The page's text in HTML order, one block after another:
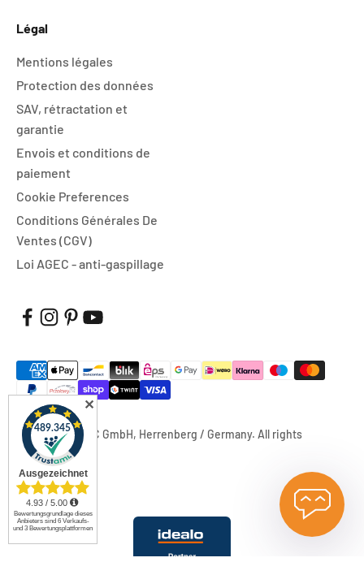
Légal
Mentions légales
Protection des données
SAV, rétractation et
garantie
Envois et conditions de
paiement
Cookie Preferences
Conditions Générales De
Ventes (CGV)
Loi AGEC - anti-gaspillage
© 2026, FUXTEC GmbH, Herrenberg / Germany. All rights
reserved.
✕